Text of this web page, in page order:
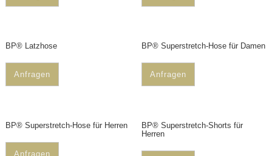
BP® Latzhose
Anfragen
BP® Superstretch-Hose für Damen
Anfragen
BP® Superstretch-Hose für Herren
Anfragen
BP® Superstretch-Shorts für
Herren